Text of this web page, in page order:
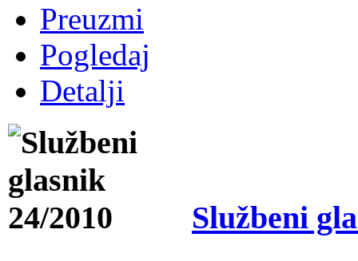
Preuzmi
Pogledaj
Detalji
Službeni